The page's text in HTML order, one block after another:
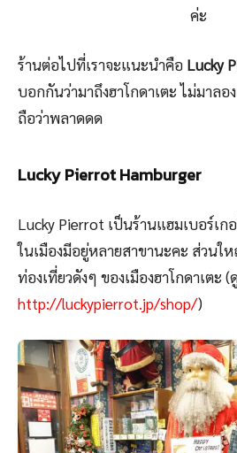
ค่ะ
ร้านต่อไปที่เราจะแนะนำคือ Lucky
บอกกันว่ามาถึงฮาโกดาเตะ ไม่มาลอ
ถือว่าพลาดดด
Lucky Pierrot Hamburger
Lucky Pierrot เป็นร้านแฮมเบอร์เก
ในเมืองมีอยู่หลายสาขานะคะ ส่วนใ
ท่องเที่ยวดังๆ ของเมืองฮาโกดาเตะ
http://luckypierrot.jp/shop/)